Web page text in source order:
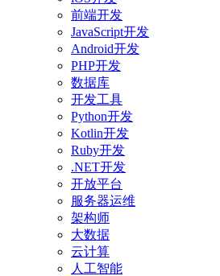
前端开发
JavaScript开发
Android开发
PHP开发
数据库
开发工具
Python开发
Kotlin开发
Ruby开发
.NET开发
开放平台
服务器运维
架构师
大数据
云计算
人工智能